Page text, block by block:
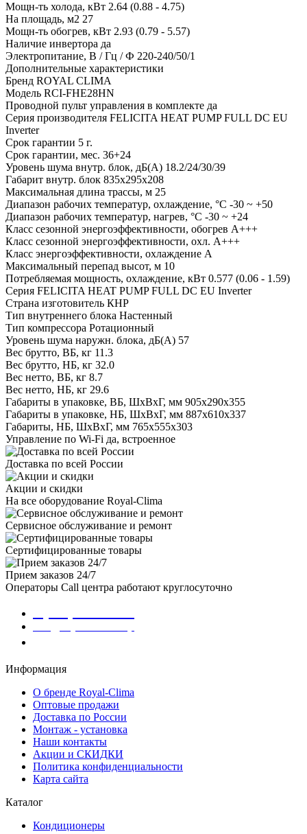
Мощн-ть холода, кВт 2.64 (0.88 - 4.75)
На площадь, м2 27
Мощн-ть обогрев, кВт 2.93 (0.79 - 5.57)
Наличие инвертора да
Электропитание, В / Гц / Ф 220-240/50/1
Дополнительные характеристики
Бренд ROYAL CLIMA
Модель RCI-FHE28HN
Проводной пульт управления в комплекте да
Серия производителя FELICITA HEAT PUMP FULL DC EU
Inverter
Срок гарантии 5 г.
Срок гарантии, мес. 36+24
Уровень шума внутр. блок, дБ(А) 18.2/24/30/39
Габарит внутр. блок 835x295x208
Максимальная длина трассы, м 25
Диапазон рабочих температур, охлаждение, °C -30 ~ +50
Диапазон рабочих температур, нагрев, °C -30 ~ +24
Класс сезонной энергоэффективности, обогрев A+++
Класс сезонной энергоэффективности, охл. A+++
Класс энергоэффективности, охлаждение A
Максимальный перепад высот, м 10
Потребляемая мощность, охлаждение, кВт 0.577 (0.06 - 1.59)
Серия FELICITA HEAT PUMP FULL DC EU Inverter
Страна изготовитель КНР
Тип внутреннего блока Настенный
Тип компрессора Ротационный
Уровень шума наружн. блока, дБ(А) 57
Вес брутто, ВБ, кг 11.3
Вес брутто, НБ, кг 32.0
Вес нетто, ВБ, кг 8.7
Вес нетто, НБ, кг 29.6
Габариты в упаковке, ВБ, ШxВxГ, мм 905x290x355
Габариты в упаковке, НБ, ШxВxГ, мм 887x610x337
Габариты, НБ, ШxВxГ, мм 765x555x303
Управление по Wi-Fi да, встроенное
Доставка по всей России
Акции и скидки
На все оборудование Royal-Clima
Сервисное обслуживание и ремонт
Сертифицированные товары
Прием заказов 24/7
Операторы Call центра работают круглосуточно
Информация
О бренде Royal-Clima
Оптовые продажи
Доставка по России
Монтаж - установка
Наши контакты
Акции и СКИДКИ
Политика конфиденциальности
Карта сайта
Каталог
Кондиционеры